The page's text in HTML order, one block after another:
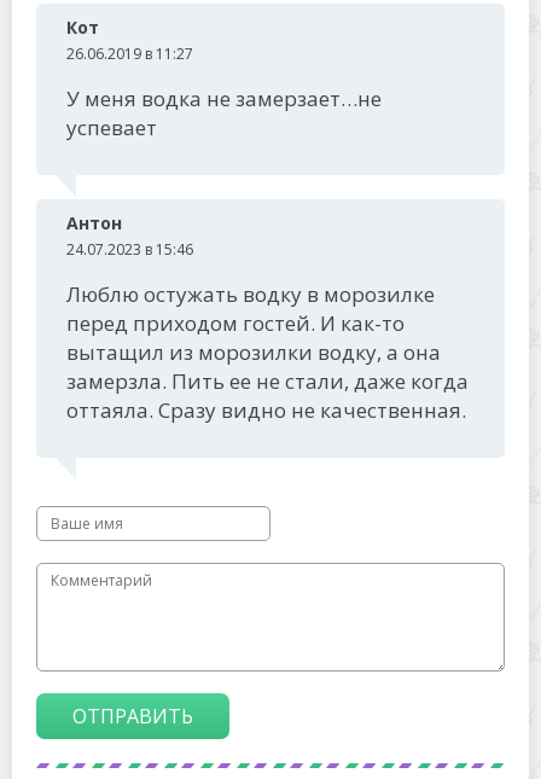
Кот
26.06.2019 в 11:27
У меня водка не замерзает…не
успевает
Антон
24.07.2023 в 15:46
Люблю остужать водку в морозилке
перед приходом гостей. И как-то
вытащил из морозилки водку, а она
замерзла. Пить ее не стали, даже когда
оттаяла. Сразу видно не качественная.
ОТПРАВИТЬ